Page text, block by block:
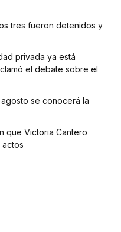
tres fueron detenidos y
privada ya está
el debate sobre el
se conocerá la
que Victoria Cantero
actos